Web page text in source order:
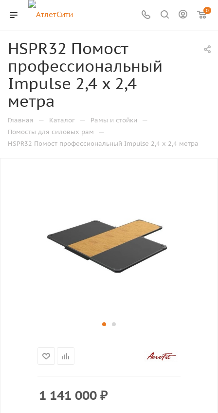
0
HSPR32 Помост
профессиональный
Impulse 2,4 х 2,4
метра
Главная — Каталог — Рамы и стойки —
Помосты для силовых рам —
HSPR32 Помост профессиональный Impulse 2,4 х 2,4 метра
1 141 000 ₽